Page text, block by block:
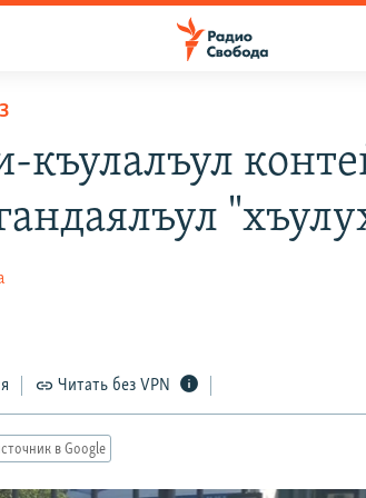
Читать без VPN
в Google